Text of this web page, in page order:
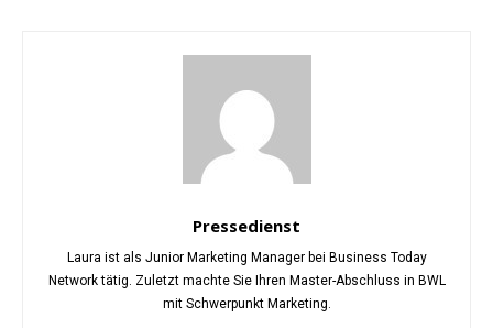
Pressedienst
Laura ist als Junior Marketing Manager bei Business Today
Network tätig. Zuletzt machte Sie Ihren Master-Abschluss in BWL
mit Schwerpunkt Marketing.